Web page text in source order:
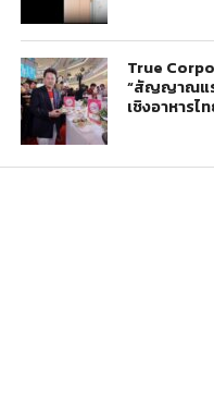
True
“สัญญาณแร
เชิงอาหารไ